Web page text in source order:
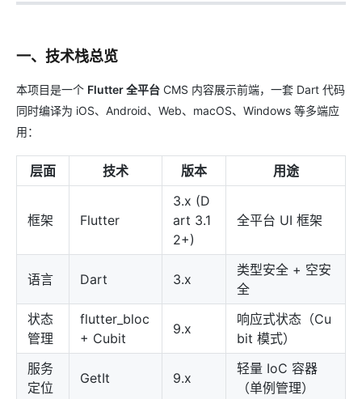
一、技术栈总览
本项目是一个 Flutter 全平台 CMS 内容展示前端，一套 Dart 代码
同时编译为 iOS、Android、Web、macOS、Windows 等多端应
用：
层面 技术 版本 用途
框架 Flutter
3.x (D
art 3.1
2+)
全平台 UI 框架
语言 Dart 3.x
类型安全 + 空安
全
状态
管理
flutter_bloc
+ Cubit
9.x
响应式状态（Cu
bit 模式）
服务
定位
GetIt 9.x
轻量 IoC 容器
（单例管理）